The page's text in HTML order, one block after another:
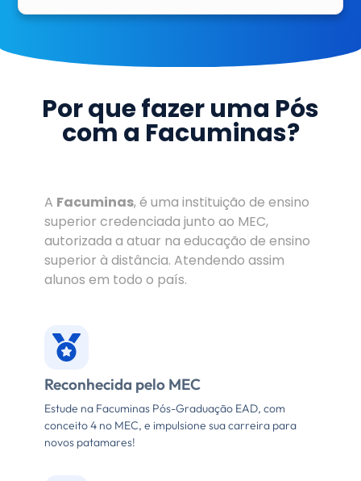
Por que fazer uma Pós
com a Facuminas?
A Facuminas, é uma instituição de ensino
superior credenciada junto ao MEC,
autorizada a atuar na educação de ensino
superior à distância. Atendendo assim
alunos em todo o país.
Reconhecida pelo MEC
Estude na Facuminas Pós-Graduação EAD, com
conceito 4 no MEC, e impulsione sua carreira para
novos patamares!